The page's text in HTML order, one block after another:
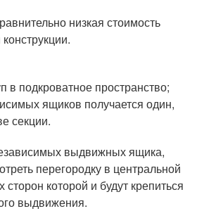
низкая стоимость
в подкроватное пространство;
ящиков получается один,
секции.
выдвижных ящика,
перегородку в центральной
сторон которой и будут крепиться
выдвижения.